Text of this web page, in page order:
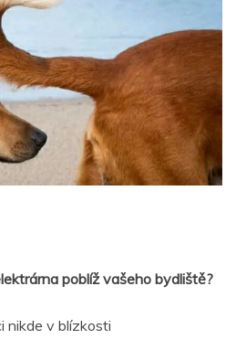
poblíž vašeho bydliště?
nikde v blízkosti